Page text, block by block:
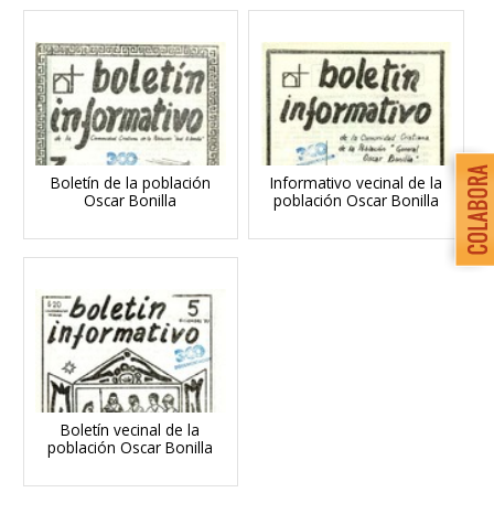
Boletín de la población
Oscar Bonilla
Informativo vecinal de la
población Oscar Bonilla
Boletín vecinal de la
población Oscar Bonilla